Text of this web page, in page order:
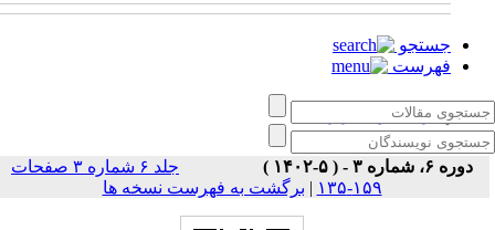
جستجو
فهرست
زبان‌ کاوی کاربردی
دوره ۶، شماره ۳ - ( ۵-۱۴۰۲ )
جلد ۶ شماره ۳ صفحات
۱۵۹-۱۳۵
| برگشت به فهرست نسخه ها